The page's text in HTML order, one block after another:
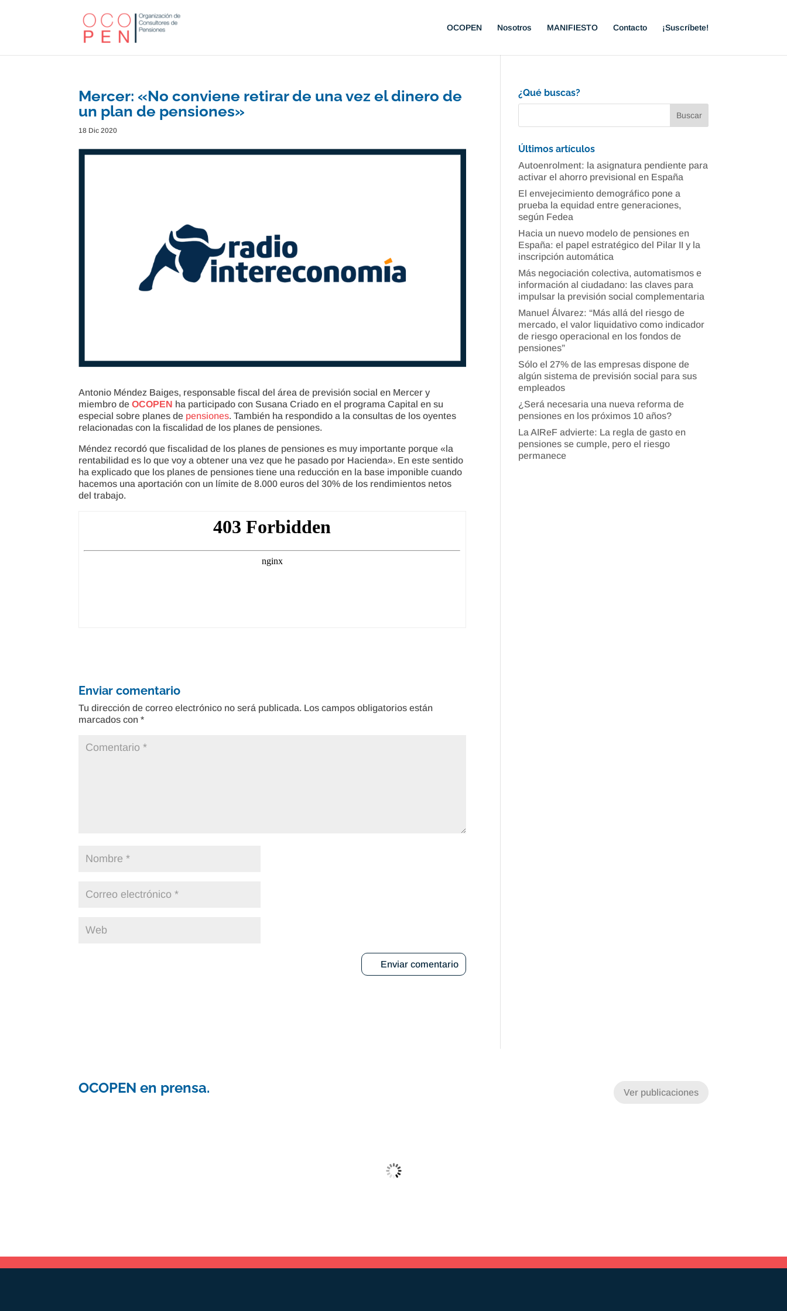
OCOPEN Nosotros MANIFIESTO Contacto ¡Suscríbete!
Mercer: «No conviene retirar de una vez el dinero de
un plan de pensiones»
18 Dic 2020
Antonio Méndez Baiges, responsable fiscal del área de previsión social en Mercer y
miembro deOCOPEN ha participado con Susana Criado en el programa Capital en su
especial sobre planes de pensiones. También ha respondido a la consultas de los oyentes
relacionadas con la fiscalidad de los planes de pensiones.
Méndez recordó que fiscalidad de los planes de pensiones es muy importante porque «la
rentabilidad es lo que voy a obtener una vez que he pasado por Hacienda». En este sentido
ha explicado que los planes de pensiones tiene una reducción en la base imponible cuando
hacemos una aportación con un límite de 8.000 euros del 30% de los rendimientos netos
del trabajo.
Enviar comentario
Tu dirección de correo electrónico no será publicada. Los campos obligatorios están
marcados con*
¿Qué buscas?
Últimos artículos
Autoenrolment: la asignatura pendiente para
activar el ahorro previsional en España
El envejecimiento demográfico pone a
prueba la equidad entre generaciones,
según Fedea
Hacia un nuevo modelo de pensiones en
España: el papel estratégico del Pilar II y la
inscripción automática
Más negociación colectiva, automatismos e
información al ciudadano: las claves para
impulsar la previsión social complementaria
Manuel Álvarez: “Más allá del riesgo de
mercado, el valor liquidativo como indicador
de riesgo operacional en los fondos de
pensiones”
Sólo el 27% de las empresas dispone de
algún sistema de previsión social para sus
empleados
¿Será necesaria una nueva reforma de
pensiones en los próximos 10 años?
La AIReF advierte: La regla de gasto en
pensiones se cumple, pero el riesgo
permanece
OCOPEN en prensa. Ver publicaciones